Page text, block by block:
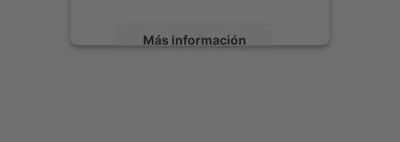
Más información